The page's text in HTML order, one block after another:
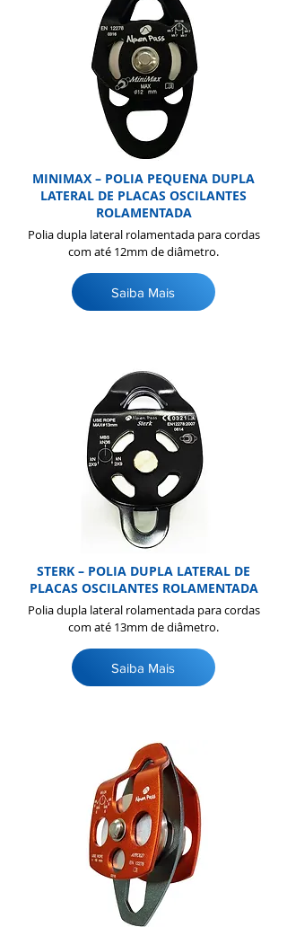
MINIMAX – POLIA PEQUENA DUPLA
LATERAL DE PLACAS OSCILANTES
ROLAMENTADA
Polia dupla lateral rolamentada para cordas
com até 12mm de diâmetro.
Saiba Mais
STERK – POLIA DUPLA LATERAL DE
PLACAS OSCILANTES ROLAMENTADA
Polia dupla lateral rolamentada para cordas
com até 13mm de diâmetro.
Saiba Mais